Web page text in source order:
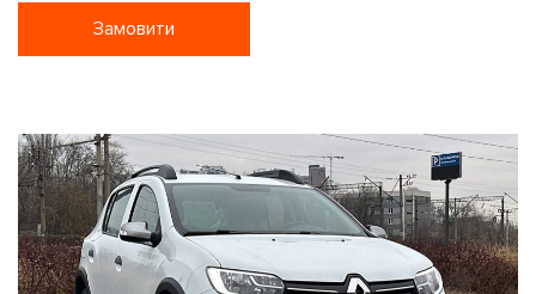
Замовити